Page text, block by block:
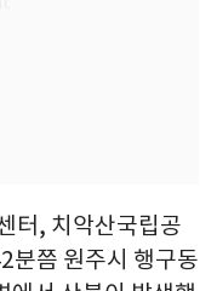
터, 치악산국립공
분쯤 원주시 행구동